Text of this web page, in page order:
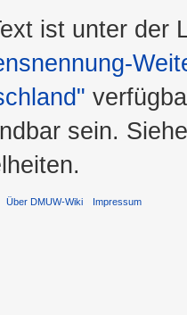
ist unter der
sein.
Über DMUW-Wiki Impressum